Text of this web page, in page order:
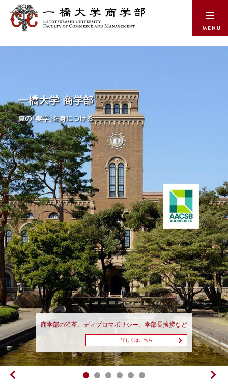
商学部の沿革、ディプロマポリシー、学部長挨拶など
詳しくはこちら
商学部で学べること
詳しくはこちら
渋沢スカラープログラム（SSP）の概要
詳しくはこちら
データ・デザイン・プログラム（DDP）の概要
詳しくはこちら
アドバンス・プログラムの概要
詳しくはこちら
学部・修士5年一貫教育プログラム
詳しくはこちら